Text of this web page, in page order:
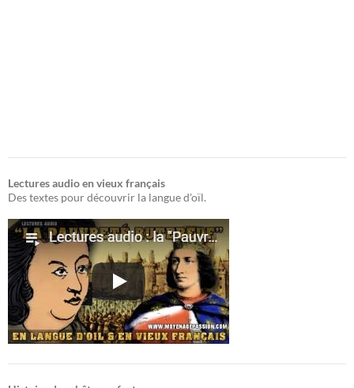
Lectures audio en vieux français
Des textes pour découvrir la langue d'oïl.